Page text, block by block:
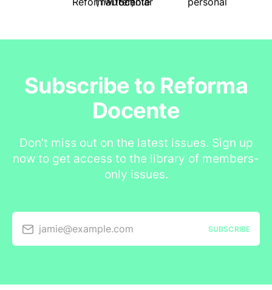
Subscribe to Reforma
Docente
Don’t miss out on the latest issues. Sign up
now to get access to the library of members-
only issues.
jamie@example.com SUBSCRIBE